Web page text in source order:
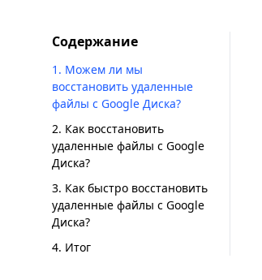
Содержание
1. Можем ли мы
восстановить удаленные
файлы с Google Диска?
2. Как восстановить
удаленные файлы с Google
Диска?
3. Как быстро восстановить
удаленные файлы с Google
Диска?
4. Итог